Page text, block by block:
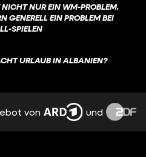
NUR EIN WM-PROBLEM,
GENERELL EIN PROBLEM BEI
SPIELEN
URLAUB IN ALBANIEN?
IHR BAFÖG?
von und